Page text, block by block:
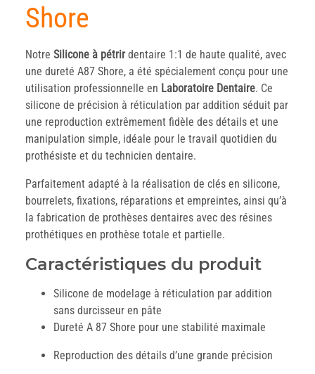
Shore
Notre Silicone à pétrirdentaire 1:1 de haute qualité, avec
une dureté A87 Shore, a été spécialement conçu pour une
utilisation professionnelle en Laboratoire Dentaire. Ce
silicone de précision à réticulation par addition séduit par
une reproduction extrêmement fidèle des détails et une
manipulation simple, idéale pour le travail quotidien du
prothésiste et du technicien dentaire.
Parfaitement adapté à la réalisation de clés en silicone,
bourrelets, fixations, réparations et empreintes, ainsi qu’à
la fabrication de prothèses dentaires avec des résines
prothétiques en prothèse totale et partielle.
Caractéristiques du produit
Silicone de modelage à réticulation par addition
sans durcisseur en pâte
Dureté A 87 Shore pour une stabilité maximale
Reproduction des détails d’une grande précision